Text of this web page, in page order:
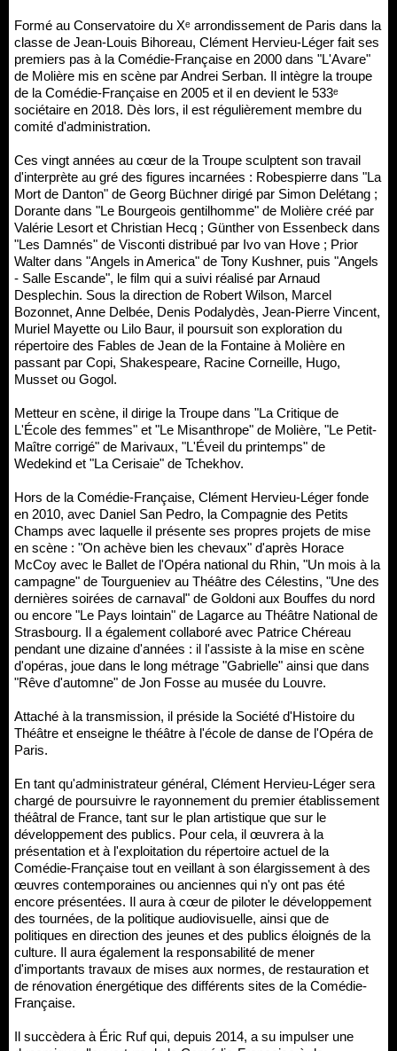
Formé au Conservatoire du Xᵉ arrondissement de Paris dans la
classe de Jean-Louis Bihoreau, Clément Hervieu-Léger fait ses
premiers pas à la Comédie-Française en 2000 dans "L'Avare"
de Molière mis en scène par Andrei Serban. Il intègre la troupe
de la Comédie-Française en 2005 et il en devient le 533ᵉ
sociétaire en 2018. Dès lors, il est régulièrement membre du
comité d'administration.
Ces vingt années au cœur de la Troupe sculptent son travail
d'interprète au gré des figures incarnées : Robespierre dans "La
Mort de Danton" de Georg Büchner dirigé par Simon Delétang ;
Dorante dans "Le Bourgeois gentilhomme" de Molière créé par
Valérie Lesort et Christian Hecq ; Günther von Essenbeck dans
"Les Damnés" de Visconti distribué par Ivo van Hove ; Prior
Walter dans "Angels in America" de Tony Kushner, puis "Angels
- Salle Escande", le film qui a suivi réalisé par Arnaud
Desplechin. Sous la direction de Robert Wilson, Marcel
Bozonnet, Anne Delbée, Denis Podalydès, Jean-Pierre Vincent,
Muriel Mayette ou Lilo Baur, il poursuit son exploration du
répertoire des Fables de Jean de la Fontaine à Molière en
passant par Copi, Shakespeare, Racine Corneille, Hugo,
Musset ou Gogol.
Metteur en scène, il dirige la Troupe dans "La Critique de
L'École des femmes" et "Le Misanthrope" de Molière, "Le Petit-
Maître corrigé" de Marivaux, "L'Éveil du printemps" de
Wedekind et "La Cerisaie" de Tchekhov.
Hors de la Comédie-Française, Clément Hervieu-Léger fonde
en 2010, avec Daniel San Pedro, la Compagnie des Petits
Champs avec laquelle il présente ses propres projets de mise
en scène : "On achève bien les chevaux" d'après Horace
McCoy avec le Ballet de l'Opéra national du Rhin, "Un mois à la
campagne" de Tourgueniev au Théâtre des Célestins, "Une des
dernières soirées de carnaval" de Goldoni aux Bouffes du nord
ou encore "Le Pays lointain" de Lagarce au Théâtre National de
Strasbourg. Il a également collaboré avec Patrice Chéreau
pendant une dizaine d'années : il l'assiste à la mise en scène
d'opéras, joue dans le long métrage "Gabrielle" ainsi que dans
"Rêve d'automne" de Jon Fosse au musée du Louvre.
Attaché à la transmission, il préside la Société d'Histoire du
Théâtre et enseigne le théâtre à l'école de danse de l'Opéra de
Paris.
En tant qu'administrateur général, Clément Hervieu-Léger sera
chargé de poursuivre le rayonnement du premier établissement
théâtral de France, tant sur le plan artistique que sur le
développement des publics. Pour cela, il œuvrera à la
présentation et à l'exploitation du répertoire actuel de la
Comédie-Française tout en veillant à son élargissement à des
œuvres contemporaines ou anciennes qui n'y ont pas été
encore présentées. Il aura à cœur de piloter le développement
des tournées, de la politique audiovisuelle, ainsi que de
politiques en direction des jeunes et des publics éloignés de la
culture. Il aura également la responsabilité de mener
d'importants travaux de mises aux normes, de restauration et
de rénovation énergétique des différents sites de la Comédie-
Française.
Il succèdera à Éric Ruf qui, depuis 2014, a su impulser une